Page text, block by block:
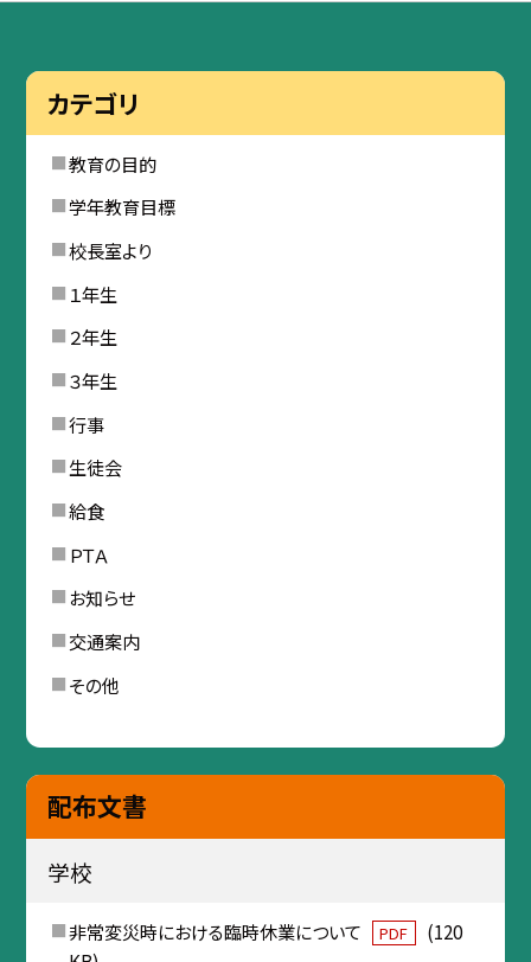
カテゴリ
教育の目的
学年教育目標
校長室より
１年生
２年生
３年生
行事
生徒会
給食
ＰＴＡ
お知らせ
交通案内
その他
配布文書
学校
非常変災時における臨時休業について PDF
(120